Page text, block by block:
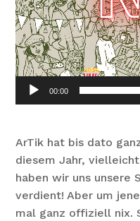
00:00
ArTik hat bis dato
diesem Jahr,
haben wir uns unsere
verdient! Aber um
mal ganz offiziell nix.